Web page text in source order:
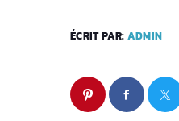
ÉCRIT PAR: ADMIN